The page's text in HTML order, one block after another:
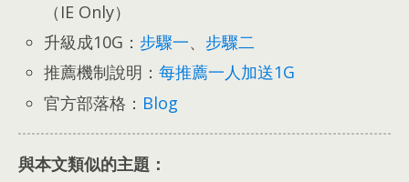
（IE Only）
升級成10G ： 步驟一、 步驟二
推薦機制說明 ：每推薦一人加送1G
官方部落格 ： Blog
與本文類似的主題：